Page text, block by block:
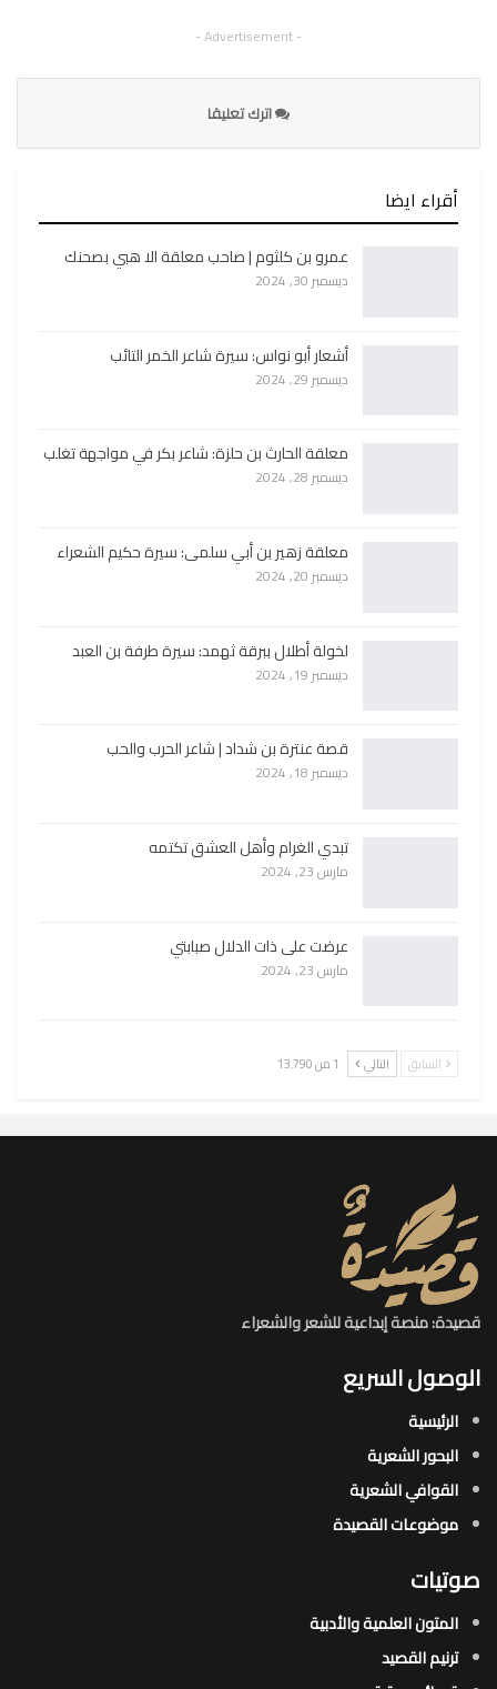
- Advertisement -
اترك تعليقا
أقراء ايضا
عمرو بن كلثوم | صاحب معلقة الا هبي بصحنك
ديسمبر 30, 2024
أشعار أبو نواس: سيرة شاعر الخمر التائب
ديسمبر 29, 2024
معلقة الحارث بن حلزة: شاعر بكر في مواجهة تغلب
ديسمبر 28, 2024
معلقة زهير بن أبي سلمى: سيرة حكيم الشعراء
ديسمبر 20, 2024
لخولة أطلال ببرقة ثهمد: سيرة طرفة بن العبد
ديسمبر 19, 2024
قصة عنترة بن شداد | شاعر الحرب والحب
ديسمبر 18, 2024
تبدي الغرام وأهل العشق تكتمه
مارس 23, 2024
عرضت على ذات الدلال صبابتي
مارس 23, 2024
السابق التالي 1 من 13٬790
قصيدة: منصة إبداعية للشعر والشعراء
الوصول السريع
الرئيسية
البحور الشعرية​
القوافي الشعرية​
موضوعات القصيدة​
صوتيات
المتون العلمية والأدبية
ترنيم القصيد